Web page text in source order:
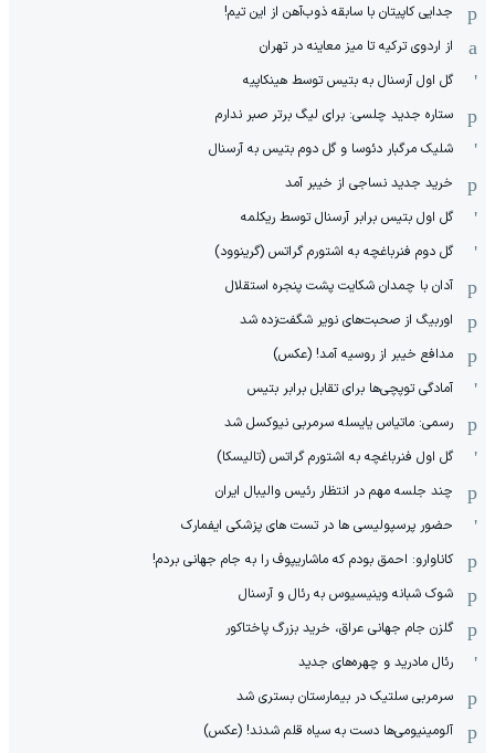
جدایی کاپیتان با سابقه ذوب‌آهن از این تیم!
از اردوی ترکیه تا میز معاینه در تهران
گل اول آرسنال به بتیس توسط هینکاپیه
ستاره جدید چلسی: برای لیگ برتر صبر ندارم
شلیک مرگبار دئوسا و گل دوم بتیس به آرسنال
خرید جدید نساجی از خیبر آمد
گل اول بتیس برابر آرسنال توسط ریکلمه
گل دوم فنرباغچه به اشتورم گراتس (گرینوود)
آدان با چمدان شکایت پشت پنجره استقلال
اوربیگ از صحبت‌های نویر شگفت‌زده شد
مدافع خیبر از روسیه آمد! (عکس)
آمادگی توپچی‌ها برای تقابل برابر بتیس
رسمی: ماتیاس یایسله سرمربی نیوکسل شد
گل اول فنرباغچه به اشتورم گراتس (تالیسکا)
چند جلسه مهم در انتظار رئیس والیبال ایران
حضور پرسپولیسی ها در تست های پزشکی ایفمارک
کاناوارو: احمق بودم که ماشاریپوف را به جام جهانی بردم!
شوک شبانه وینیسیوس به رئال و آرسنال
گلزن جام جهانی عراق، خرید بزرگ پاختاکور
رئال مادرید و چهره‌های جدید
سرمربی سلتیک در بیمارستان بستری شد
آلومینیومی‌ها دست به سیاه قلم شدند! (عکس)